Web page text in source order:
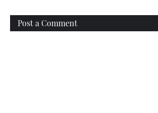
Post a Comment